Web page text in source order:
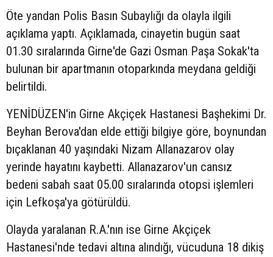
Öte yandan Polis Basın Subaylığı da olayla ilgili
açıklama yaptı. Açıklamada, cinayetin bugün saat
01.30 sıralarında Girne'de Gazi Osman Paşa Sokak'ta
bulunan bir apartmanın otoparkında meydana geldiği
belirtildi.
YENİDÜZEN'in Girne Akçiçek Hastanesi Başhekimi Dr.
Beyhan Berova'dan elde ettiği bilgiye göre, boynundan
bıçaklanan 40 yaşındaki Nizam Allanazarov olay
yerinde hayatını kaybetti. Allanazarov'un cansız
bedeni sabah saat 05.00 sıralarında otopsi işlemleri
için Lefkoşa'ya götürüldü.
Olayda yaralanan R.A.'nın ise Girne Akçiçek
Hastanesi'nde tedavi altına alındığı, vücuduna 18 dikiş